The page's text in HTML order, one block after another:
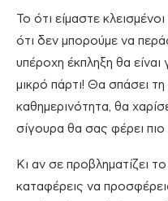
Το ότι είμαστε
ότι δεν μπορούμε να
υπέροχη έκπληξη θα είναι
μικρό πάρτι! Θα σπάσει
καθημερινότητα, θα
σίγουρα θα σας φέρει πιο
Κι αν σε προβληματίζει
καταφέρεις να